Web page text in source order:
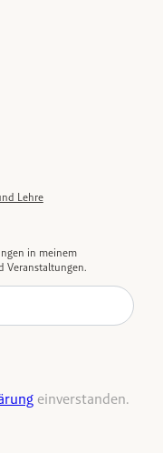
Lehre
in meinem
Veranstaltungen.
einverstanden.